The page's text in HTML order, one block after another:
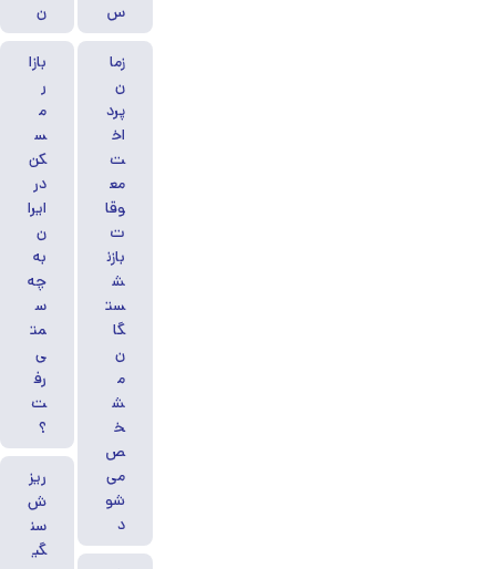
س
زما
ن
پرد
اخ
ت
مع
وقا
ت
بازن
ش
ست
گا
ن
م
ش
خ
ص
می‌
شو
د
ن
بازا
ر
م
س
کن
در
ایرا
ن
به
چه
س
مت
ی
رف
ت
؟
ریز
ش
سن
گی